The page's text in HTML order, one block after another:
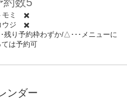
モミ ✖️
ウジ ✖️
り予約枠わずか/△･･･メニューに
ては予約可
ンダー